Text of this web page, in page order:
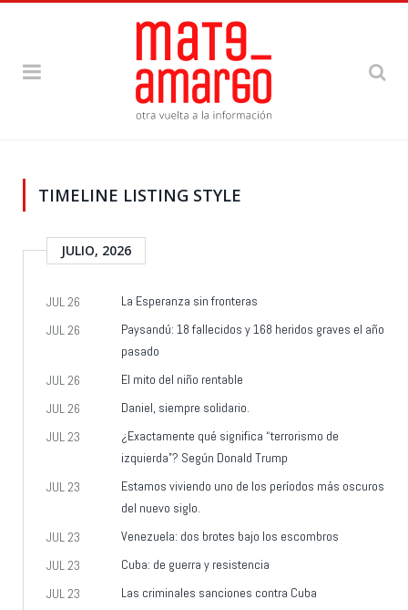
TIMELINE LISTING STYLE
JULIO, 2026
JUL 26
La Esperanza sin fronteras
JUL 26
Paysandú: 18 fallecidos y 168 heridos graves el año
pasado
JUL 26
El mito del niño rentable
JUL 26
Daniel, siempre solidario.
JUL 23
¿Exactamente qué significa “terrorismo de
izquierda”? Según Donald Trump
JUL 23
Estamos viviendo uno de los períodos más oscuros
del nuevo siglo.
JUL 23
Venezuela: dos brotes bajo los escombros
JUL 23
Cuba: de guerra y resistencia
JUL 23
Las criminales sanciones contra Cuba